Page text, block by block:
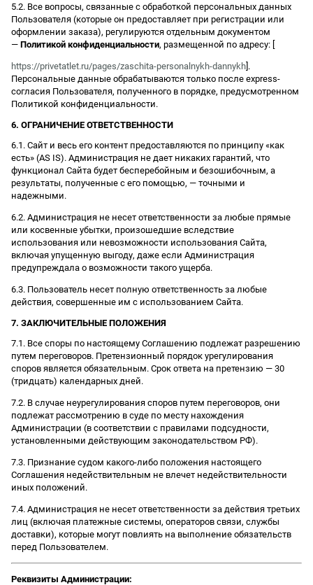
5.2. Все вопросы, связанные с обработкой персональных данных
Пользователя (которые он предоставляет при регистрации или
оформлении заказа), регулируются отдельным документом
— Политикой конфиденциальности, размещенной по адресу: [
https://privetatlet.ru/pages/zaschita-personalnykh-dannykh].
Персональные данные обрабатываются только после express-
согласия Пользователя, полученного в порядке, предусмотренном
Политикой конфиденциальности.
6. ОГРАНИЧЕНИЕ ОТВЕТСТВЕННОСТИ
6.1. Сайт и весь его контент предоставляются по принципу «как
есть» (AS IS). Администрация не дает никаких гарантий, что
функционал Сайта будет бесперебойным и безошибочным, а
результаты, полученные с его помощью, — точными и
надежными.
6.2. Администрация не несет ответственности за любые прямые
или косвенные убытки, произошедшие вследствие
использования или невозможности использования Сайта,
включая упущенную выгоду, даже если Администрация
предупреждала о возможности такого ущерба.
6.3. Пользователь несет полную ответственность за любые
действия, совершенные им с использованием Сайта.
7. ЗАКЛЮЧИТЕЛЬНЫЕ ПОЛОЖЕНИЯ
7.1. Все споры по настоящему Соглашению подлежат разрешению
путем переговоров. Претензионный порядок урегулирования
споров является обязательным. Срок ответа на претензию — 30
(тридцать) календарных дней.
7.2. В случае неурегулирования споров путем переговоров, они
подлежат рассмотрению в суде по месту нахождения
Администрации (в соответствии с правилами подсудности,
установленными действующим законодательством РФ).
7.3. Признание судом какого-либо положения настоящего
Соглашения недействительным не влечет недействительности
иных положений.
7.4. Администрация не несет ответственности за действия третьих
лиц (включая платежные системы, операторов связи, службы
доставки), которые могут повлиять на выполнение обязательств
перед Пользователем.
Реквизиты Администрации: